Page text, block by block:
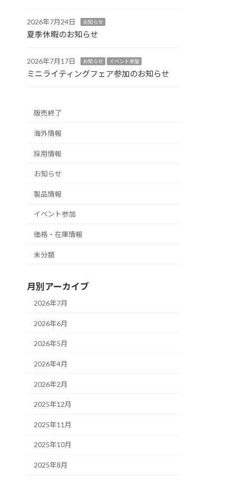
2026年7月24日 お知らせ
夏季休暇のお知らせ
2026年7月17日 お知らせ イベント参加
ミニライティングフェア参加のお知らせ
販売終了
海外情報
採用情報
お知らせ
製品情報
イベント参加
価格・在庫情報
未分類
月別アーカイブ
2026年7月
2026年6月
2026年5月
2026年4月
2026年2月
2025年12月
2025年11月
2025年10月
2025年8月